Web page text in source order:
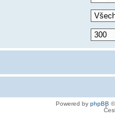
Powered by phpBB